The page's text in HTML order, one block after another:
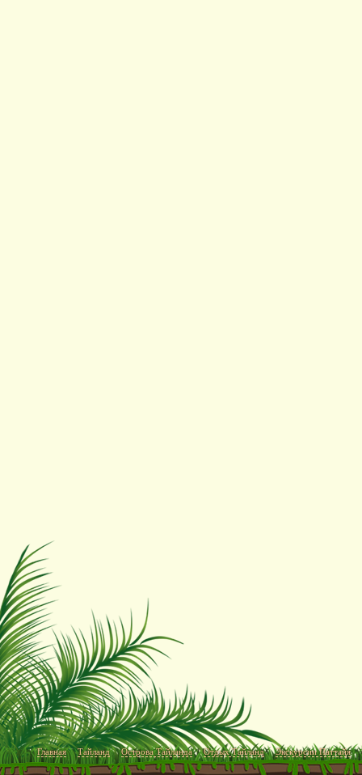
Главная Тайланд Острова Тайланда Отдых Тайланд Экскурсии Паттайя